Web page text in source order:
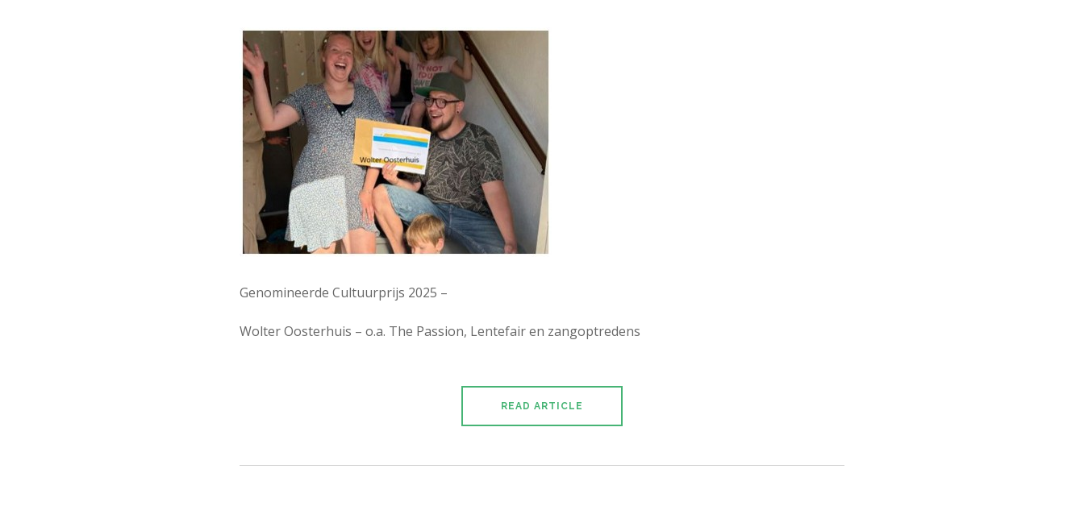
Genomineerde Cultuurprijs 2025 –
Wolter Oosterhuis – o.a. The Passion, Lentefair en zangoptredens
READ ARTICLE